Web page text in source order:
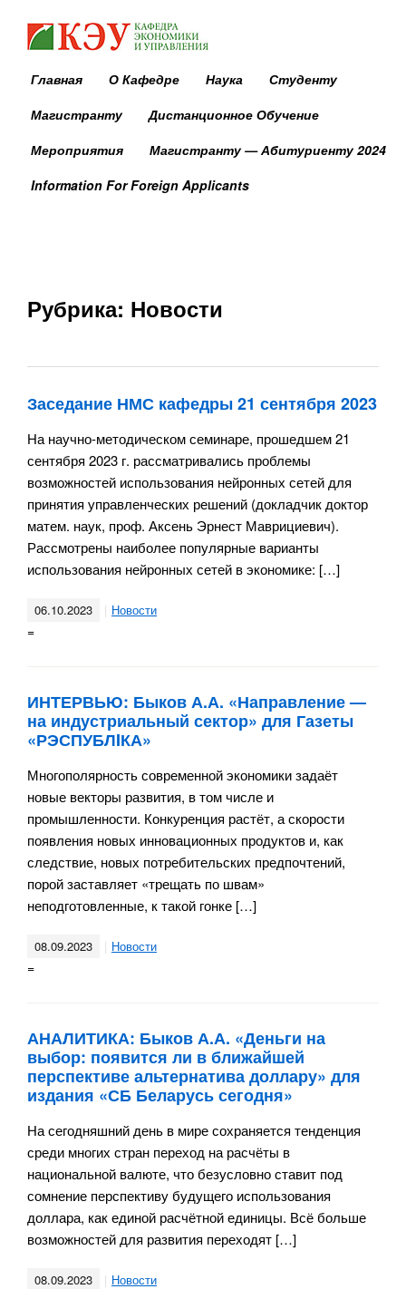
Главная О Кафедре Наука
Студенту
Магистранту
Дистанционное Обучение
Мероприятия
Магистранту — Абитуриенту 2024
Information For Foreign Applicants
Рубрика: Новости
Заседание НМС кафедры 21 сентября 2023
На научно-методическом семинаре, прошедшем 21
сентября 2023 г. рассматривались проблемы
возможностей использования нейронных сетей для
принятия управленческих решений (докладчик доктор
матем. наук, проф. Аксень Эрнест Маврициевич).
Рассмотрены наиболее популярные варианты
использования нейронных сетей в экономике: […]
06.10.2023 Новости
=
ИНТЕРВЬЮ: Быков А.А. «Направление —
на индустриальный сектор» для Газеты
«РЭСПУБЛIКА»
Многополярность современной экономики задаёт
новые векторы развития, в том числе и
промышленности. Конкуренция растёт, а скорости
появления новых инновационных продуктов и, как
следствие, новых потребительских предпочтений,
порой заставляет «трещать по швам»
неподготовленные, к такой гонке […]
08.09.2023 Новости
=
АНАЛИТИКА: Быков А.А. «Деньги на
выбор: появится ли в ближайшей
перспективе альтернатива доллару» для
издания «СБ Беларусь сегодня»
На сегодняшний день в мире сохраняется тенденция
среди многих стран переход на расчёты в
национальной валюте, что безусловно ставит под
сомнение перспективу будущего использования
доллара, как единой расчётной единицы. Всё больше
возможностей для развития переходят […]
08.09.2023 Новости